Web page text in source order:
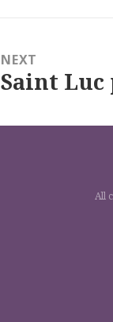
NEXT
Next
Saint Luc
All